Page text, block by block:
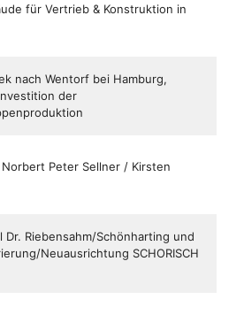
für Vertrieb & Konstruktion in
nach Wentorf bei Hamburg,
der
Peter Sellner / Kirsten
Riebensahm/Schönharting und
Neuausrichtung SCHORISCH